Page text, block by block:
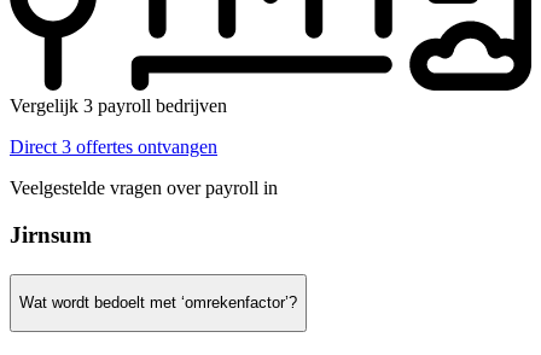
Vergelijk 3 payroll bedrijven
Direct 3 offertes ontvangen
Veelgestelde vragen over payroll in
Jirnsum
Wat wordt bedoelt met ‘omrekenfactor’?